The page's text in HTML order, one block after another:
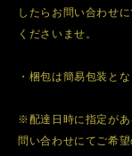
したらお問い合わせ
くださいませ。
・梱包は簡易包装と
※配達日時に指定があ
問い合わせにてご希